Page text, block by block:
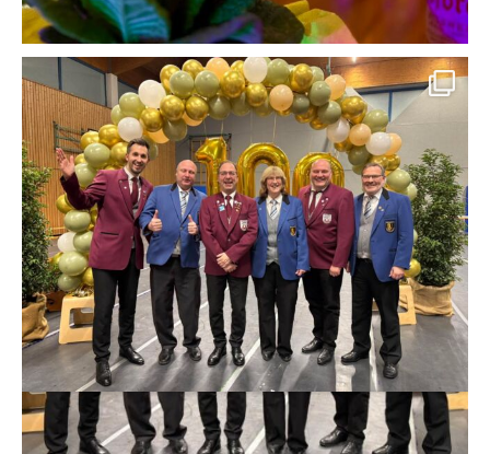
🎺✨ 100 Jahre Musik, Freundschaft & Gemeinschaft ✨🎺
Heute dürfen wir zu Gast beim Festakt unseres Patenvereins, der
Stadtkapelle Oberriexingen, sein und gemeinsam dieses ganz besondere
Jubiläum feiern.
Ein Jahrhundert voller Engagement, Kameradschaft und Leidenschaft für
die Blasmusik – darauf könnt ihr stolz sein!
Wir gratulieren euch von Herzen und freuen uns, Teil dieses besonderen
Moments zu sein. 💙💛
Auf viele weitere gemeinsame musikalische Jahre! 🎶
#100JahreMVO #StadtkapelleOberriexingen #Patenverein #Blasmusik
#Musikverbindet #Vereinsleben #Gemeinschaft #MusikvereinSachsenheim
#Jubiläum #Festakt #Blasmusikliebe
42 0